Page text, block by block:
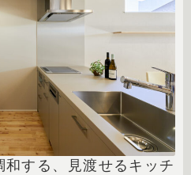
する、見渡せるキッチ